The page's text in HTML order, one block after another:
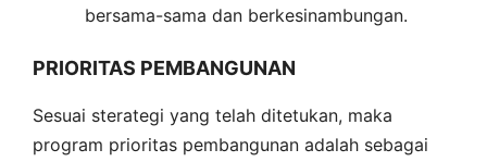
bersama-sama dan berkesinambungan.
PRIORITAS PEMBANGUNAN
Sesuai sterategi yang telah ditetukan, maka
program prioritas pembangunan adalah sebagai